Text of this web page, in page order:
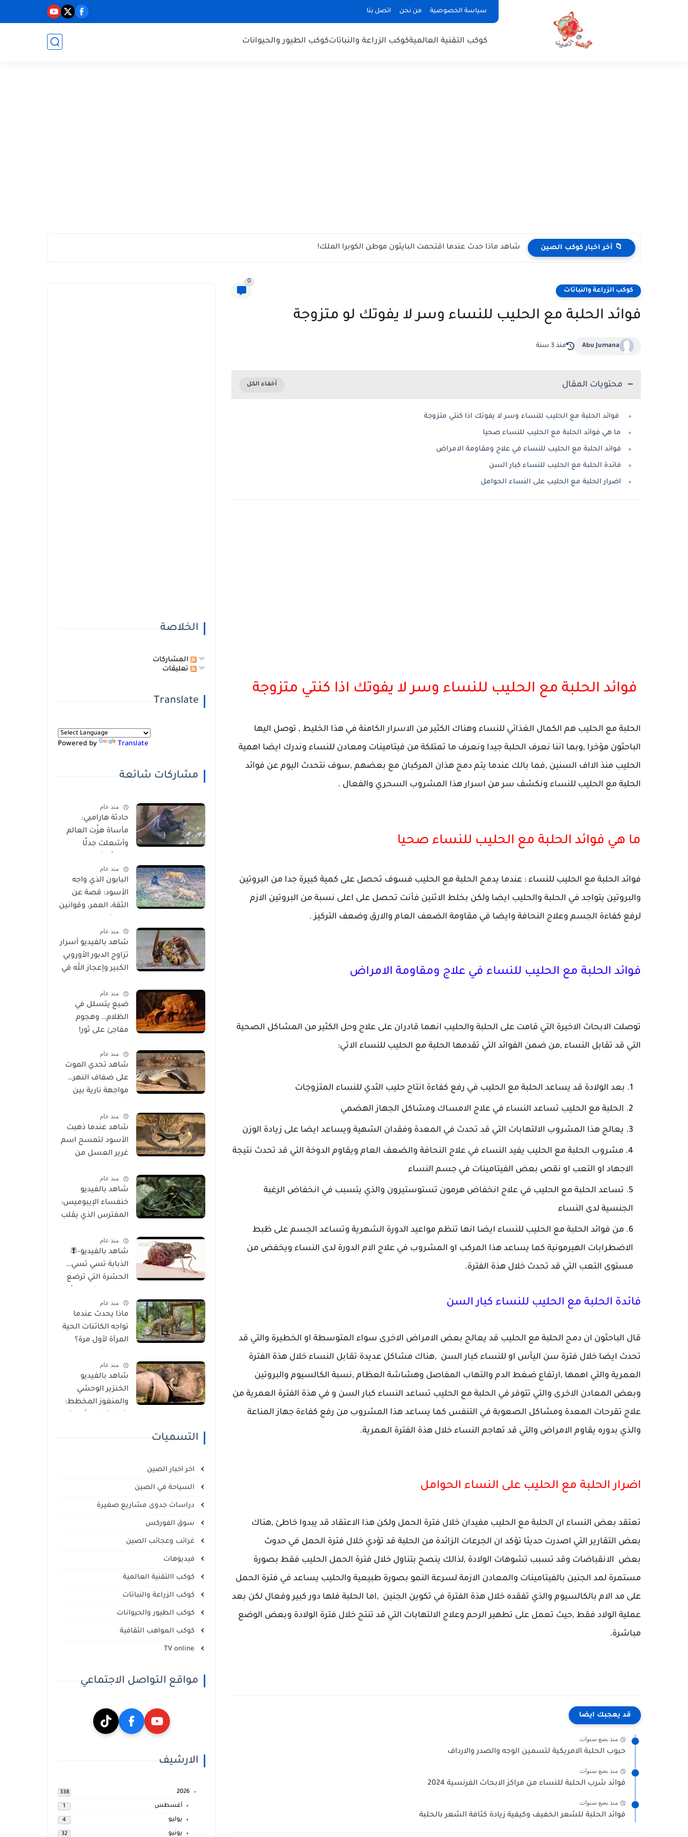
سياسة الخصوصية من نحن اتصل بنا
كوكب التقنية العالميةكوكب الزراعة والنباتاتكوكب الطيور والحيوانات
📁 آخر اخبار كوكب الصين شاهد ماذا حدث عندما اقتحمت البايثون موطن الكوبرا الملك!
كوكب الزراعة والنباتات
0
فوائد الحلبة مع الحليب للنساء وسر لا يفوتك لو متزوجة
Abu Jumana منذ 3 سنة
محتويات المقال
فوائد الحلبة مع الحليب للنساء وسر لا يفوتك اذا كنتي متزوجة
ما هي فوائد الحلبة مع الحليب للنساء صحيا
فوائد الحلبة مع الحليب للنساء في علاج ومقاومة الامراض
فائدة الحلبة مع الحليب للنساء كبار السن
اضرار الحلبة مع الحليب على النساء الحوامل
فوائد الحلبة مع الحليب للنساء وسر لا يفوتك اذا كنتي متزوجة
الحلبة مع الحليب هم الكمال الغذائي للنساء وهناك الكثير من الاسرار الكامنة في هذا الخليط , توصل اليها
الباحثون مؤخرا ,وبما اننا نعرف الحلبة جيدا ونعرف ما تمتلكة من فيتامينات ومعادن للنساء وندرك ايضا اهمية
الحليب منذ الااف السنين ,فما بالك عندما يتم دمج هذان المركبان مع بعضهم ,سوف نتحدث اليوم عن فوائد
الحلبة مع الحليب للنساء ونكشف سر من اسرار هذا المشروب السحري والفعال .
ما هي فوائد الحلبة مع الحليب للنساء صحيا
فوائد الحلبة مع الحليب للنساء : عندما يدمج الحلبة مع الحليب فسوف تحصل على كمية كبيرة جدا من البروتين
والبروتين يتواجد في الحلبة والحليب ايضا ولكن بخلط الاثنين فأنت تحصل على اعلى نسبة من البروتين الازم
لرفع كفاءة الجسم وعلاج النحافة وايضا في مقاومة الضعف العام والارق وضعف التركيز .
فوائد الحلبة مع الحليب للنساء في علاج ومقاومة الامراض
توصلت الابحاث الاخيرة التي قامت على الحلبة والحليب انهما قادران على علاج وحل الكثير من المشاكل الصحية
التي قد تقابل النساء ,من ضمن الفوائد التي تقدمها الحلبة مع الحليب للنساء الاتي:
بعد الولادة قد يساعد الحلبة مع الحليب في رفع كفاءة انتاج حليب الثدي للنساء المتزوجات
الحلبة مع الحليب تساعد النساء في علاج الامساك ومشاكل الجهاز الهضمي
يعالج هذا المشروب الالتهابات التي قد تحدث في المعدة وفقدان الشهية ويساعد ايضا على زيادة الوزن
مشروب الحلبة مع الحليب يفيد النساء في علاج النحافة والضعف العام ويقاوم الدوخة التي قد تحدث نتيجة
الاجهاد او التعب او نقص بعض الفيتامينات في جسم النساء
تساعد الحلبة مع الحليب في علاج انخفاض هرمون تستوستيرون والذي يتسبب في انخفاض الرغبة
الجنسية لدى النساء
من فوائد الحلبة مع الحليب للنساء ايضا انها تنظم مواعيد الدورة الشهرية وتساعد الجسم على ظبط
الاضطرابات الهيرمونية كما يساعد هذا المركب او المشروب في علاج الام الدورة لدى النساء ويخفض من
مستوى التعب التي قد تحدث خلال هذة الفترة.
فائدة الحلبة مع الحليب للنساء كبار السن
قال الباحثون ان دمج الحلبة مع الحليب قد يعالج بعض الامراض الاخرى سواء المتوسطة او الخطيرة والتي قد
تحدث ايضا خلال فترة سن اليأس او للنساء كبار السن ,هناك مشاكل عديدة تقابل النساء خلال هذة الفترة
العمرية والتي اهمها ,ارتفاع ضغط الدم والتهاب المفاصل وهشاشة العظام ,نسبة الكالسيوم والبروتين
وبعض المعادن الاخرى والتي تتوفر في الحلبة مع الحليب تساعد النساء كبار السن و في هذة الفترة العمرية من
علاج تقرحات المعدة ومشاكل الصعوبة في التنفس كما يساعد هذا المشروب من رفع كفاءة جهاز المناعة
والذي بدوره يقاوم الامراض والتي قد تهاجم النساء خلال هذة الفترة العمرية.
اضرار الحلبة مع الحليب على النساء الحوامل
تعتقد بعض النساء ان الحلبة مع الحليب مفيدان خلال فترة الحمل ولكن هذا الاعتقاد قد يبدوا خاطئ ,هناك
بعض التقارير التي اصدرت حديثا تؤكد ان الجرعات الزائدة من الحلبة قد تؤدي خلال فترة الحمل في حدوث
بعض الانقباضات وقد تسبب تشوهات الولادة ,لذالك ينصح بتناول خلال فترة الحمل الحليب فقط بصورة
مستمرة لمد الجنين بالفيتامينات والمعادن الازمة لسرعة النمو بصورة طبيعية والحليب يساعد في فترة الحمل
على مد الام بالكالسيوم والذي تفقده خلال هذة الفترة في تكوين الجنين ,اما الحلبة فلها دور كبير وفعال لكن بعد
عملية الولاد فقط ,حيث تعمل على تطهير الرحم وعلاج الالتهابات التي قد تنتج خلال فترة الولادة وبعض الوضع
مباشرة.
قد يعجبك ايضا
منذ بضع سنوات
حبوب الحلبة الامريكية لتسمين الوجه والصدر والارداف
منذ بضع سنوات
فوائد شرب الحلبة للنساء من مراكز الابحاث الفرنسية 2024
منذ بضع سنوات
فوائد الحلبة للشعر الخفيف وكيفية زيادة كثافة الشعر بالحلبة
الخلاصة
المشاركات
تعليقات
Translate
Powered by Translate
مشاركات شائعة
منذ عام
حادثة هارامبي:
مأساة هزّت العالم
وأشعلت جدلًا
بالفيديو
منذ عام
البابون الذي واجه
الأسود: قصة عن
الثقة، العمر، وقوانين
منذ عام
شاهد بالفيديو أسرار
تزاوج الدبور الأوروبي
الكبير وإعجاز الله في
منذ عام
ضبع يتسلل في
الظلام… وهجوم
مفاجئ على ثور!
منذ عام
شاهد تحدي الموت
على ضفاف النهر…
مواجهة نارية بين
وتمساح شرس
منذ عام
شاهد عندما ذهبت
الأسود لتمسح اسم
غرير العسل من
منذ عام
شاهد بالفيديو
خنفساء الإيبوميس:
المفترس الذي يقلب
منذ عام
شاهد بالفيديو-🪰
الذبابة تسي تسي…
الحشرة التي ترضع
أخطر الأمراض في
إفريقيا!
منذ عام
ماذا يحدث عندما
تواجه الكائنات الحية
المرآة لأول مرة؟
للسلوك والوعي
الذاتي
منذ عام
شاهد بالفيديو
الخنزير الوحشي
والمنغوز المخطط:
التسميات
اخر اخبار الصين
السياحة في الصين
دراسات جدوى مشاريع صغيرة
سوق الفوركس
غرائب وعجائب الصين
فيديوهات
كوكب االتقنية العالمية
كوكب الزراعة والنباتات
كوكب الطيور والحيوانات
كوكب المواهب الثقافية
مواقع التواصل الاجتماعي
الارشيف
2026
338
أغسطس 1
يوليو 4
يونيو 32